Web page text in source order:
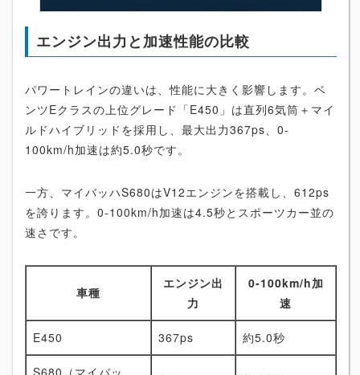
エンジン出力と加速性能の比較
パワートレインの違いは、性能に大きく影響します。ベ
ンツEクラスの上位グレード「E450」は直列6気筒＋マイ
ルドハイブリッドを採用し、最大出力367ps、0-
100km/h加速は約5.0秒です。
一方、マイバッハS680はV12エンジンを搭載し、612ps
を誇ります。0-100km/h加速は4.5秒とスポーツカー並の
速さです。
車種
エンジン出
力
0-100km/h加
速
E450 367ps 約5.0秒